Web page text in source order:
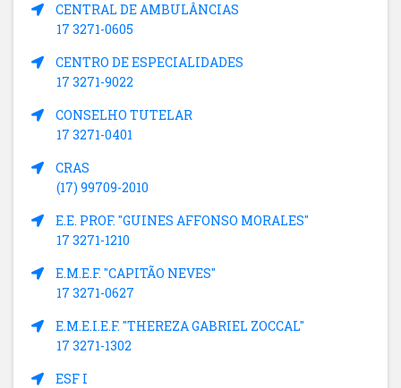
CENTRAL DE AMBULÂNCIAS
17 3271-0605
CENTRO DE ESPECIALIDADES
17 3271-9022
CONSELHO TUTELAR
17 3271-0401
CRAS
(17) 99709-2010
E.E. PROF. "GUINES AFFONSO MORALES"
17 3271-1210
E.M.E.F. "CAPITÃO NEVES"
17 3271-0627
E.M.E.I.E.F. "THEREZA GABRIEL ZOCCAL"
17 3271-1302
ESF I